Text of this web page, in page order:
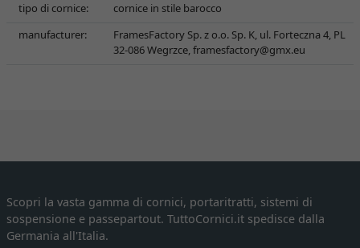
tipo di cornice:
cornice in stile barocco
manufacturer:
FramesFactory Sp. z o.o. Sp. K, ul. Forteczna 4, PL
32-086 Wegrzce,framesfactory@gmx.eu
Scopri la vasta gamma di cornici, portaritratti, sistemi di
sospensione e passepartout. TuttoCornici.it spedisce dalla
Germania all'Italia.